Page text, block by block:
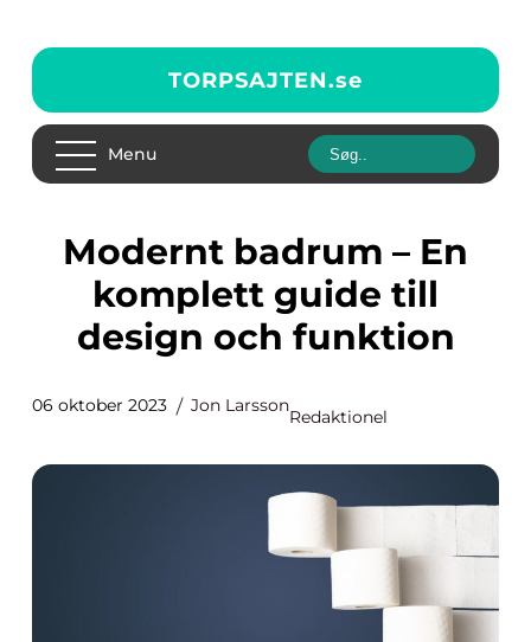
TORPSAJTEN.se
Menu
Modernt badrum – En
komplett guide till
design och funktion
06 oktober 2023 Jon Larsson
Redaktionel